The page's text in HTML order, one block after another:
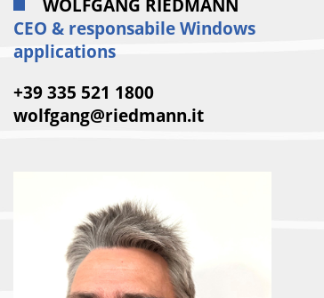
WOLFGANG RIEDMANN
CEO & responsabile Windows
applications
+39 335 521 1800
wolfgang@riedmann.it